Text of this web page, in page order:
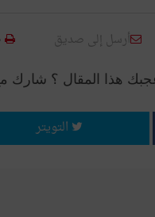
أرسل إلى صديق
هذا المقال ؟ شارك
التويتر